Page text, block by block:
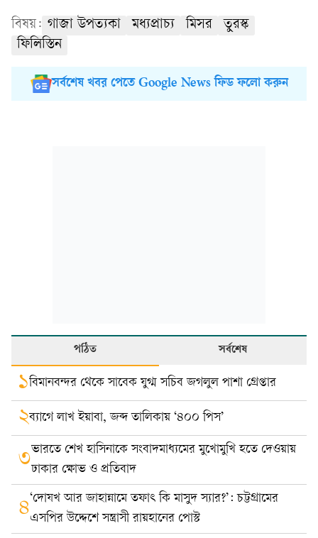
বিষয়: গাজা উপত্যকা মধ্যপ্রাচ্য মিসর
তুরস্ক
ফিলিস্তিন
সর্বশেষ খবর পেতে Google News ফিড ফলো করুন
পঠিত সর্বশেষ
১বিমানবন্দর থেকে সাবেক যুগ্ম সচিব জগলুল পাশা গ্রেপ্তার
২ব্যাগে লাখ ইয়াবা, জব্দ তালিকায় ‘৪০০ পিস’
৩ভারতে শেখ হাসিনাকে সংবাদমাধ্যমের মুখোমুখি হতে দেওয়ায়
ঢাকার ক্ষোভ ও প্রতিবাদ
৪‘দোযখ আর জাহান্নামে তফাৎ কি মাসুদ স্যার?’: চট্টগ্রামের
এসপির উদ্দেশে সন্ত্রাসী রায়হানের পোস্ট